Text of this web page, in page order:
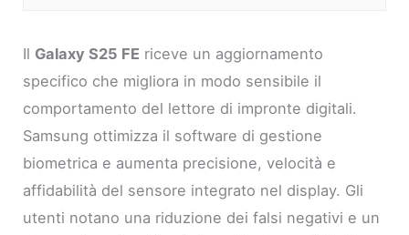
Il Galaxy S25 FE riceve un aggiornamento
specifico che migliora in modo sensibile il
comportamento del lettore di impronte digitali.
Samsung ottimizza il software di gestione
biometrica e aumenta precisione, velocità e
affidabilità del sensore integrato nel display. Gli
utenti notano una riduzione dei falsi negativi e un